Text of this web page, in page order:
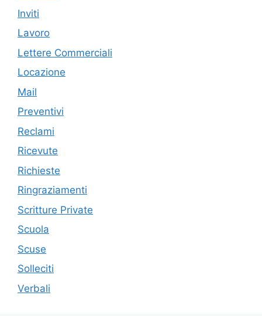
Inviti
Lavoro
Lettere Commerciali
Locazione
Mail
Preventivi
Reclami
Ricevute
Richieste
Ringraziamenti
Scritture Private
Scuola
Scuse
Solleciti
Verbali